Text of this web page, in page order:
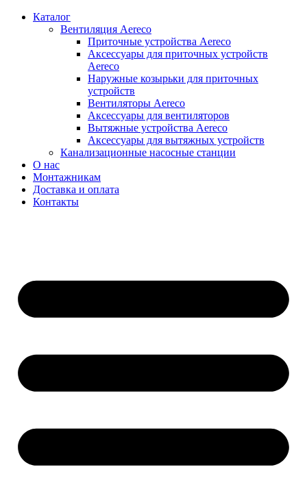
Каталог
Вентиляция Aereco
Приточные устройства Aereco
Аксессуары для приточных устройств
Aereco
Наружные козырьки для приточных
устройств
Вентиляторы Aereco
Аксессуары для вентиляторов
Вытяжные устройства Aereco
Аксессуары для вытяжных устройств
Канализационные насосные станции
О нас
Монтажникам
Доставка и оплата
Контакты